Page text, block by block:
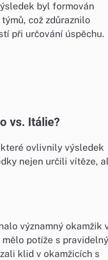
byl formován
což zdůraznilo
při určování úspěchu.
vs. Itálie?
ovlivnily výsledek
nejen určili vítěze,
významný okamžik
potíže s
klid v okamžicích s